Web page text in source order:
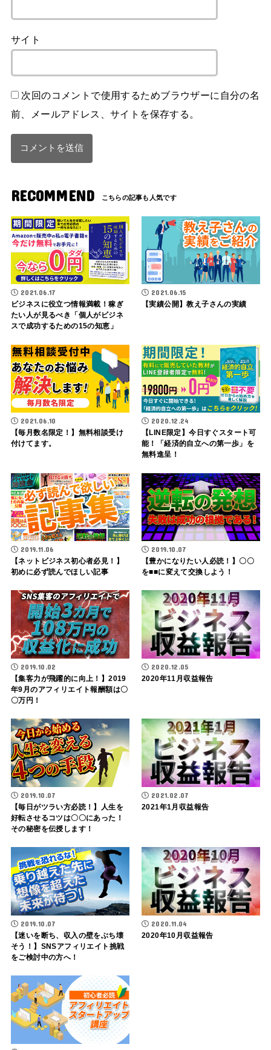
サイト
次回のコメントで使用するためブラウザーに自分の名
前、メールアドレス、サイトを保存する。
RECOMMEND
2021.06.17
ビジネスに役立つ情報満載！稼ぎ
たい人が見るべき「個人がビジネ
スで成功するための15の知恵」
2021.06.15
【実績公開】教え子さんの実績
2021.06.10
【毎月数名限定！】無料相談受け
付けてます。
2020.12.24
【LINE限定】今日すぐスタート可
能！「経済的自立への第一歩」を
無料進呈！
2019.11.06
【ネットビジネス初心者必見！】
初めに必ず読んでほしい記事
2019.10.07
【豊かになりたい人必読！】〇〇
を■■に変えて交換しよう！
2019.10.02
【集客力が飛躍的に向上！】2019
年9月のアフィリエイト報酬額は〇
〇万円！
2020.12.05
2020年11月収益報告
2019.10.07
【毎日がツラい方必読！】人生を
好転させるコツは〇〇にあった！
その秘密を伝授します！
2021.02.07
2021年1月収益報告
2019.10.07
【迷いを断ち、収入の壁をぶち壊
そう！】SNSアフィリエイト挑戦
をご検討中の方へ！
2020.11.04
2020年10月収益報告